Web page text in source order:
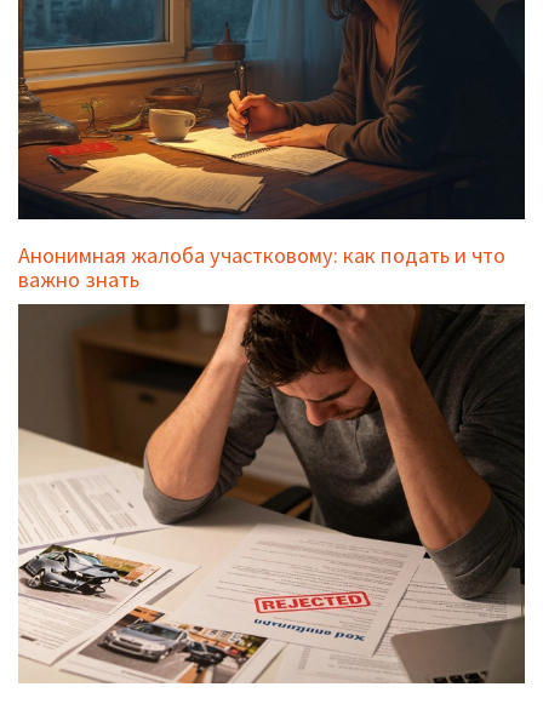
Анонимная жалоба участковому: как подать и что
важно знать